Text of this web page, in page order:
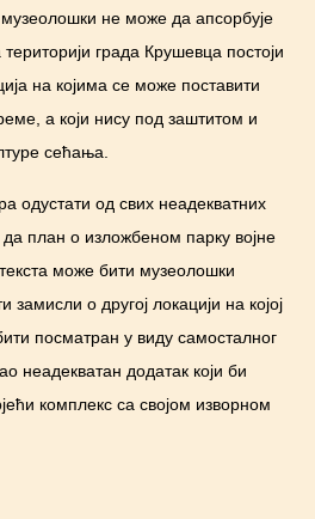
не може да апсорбује
града Крушевца постоји
на којима се може поставити
а који нису под заштитом и
сећања.
одустати од свих неадекватних
план о изложбеном парку војне
може бити музеолошки
о другој локацији на којој
посматран у виду самосталног
неадекватан додатак који би
комплекс са својом изворном